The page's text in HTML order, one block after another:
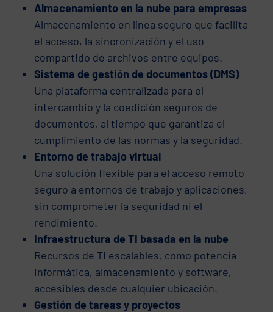
Almacenamiento en la nube para empresas
Almacenamiento en línea seguro que facilita
el acceso, la sincronización y el uso
compartido de archivos entre equipos.
Sistema de gestión de documentos (DMS)
Una plataforma centralizada para el
intercambio y la coedición seguros de
documentos, al tiempo que garantiza el
cumplimiento de las normas y la seguridad.
Entorno de trabajo virtual
Una solución flexible para el acceso remoto
seguro a entornos de trabajo y aplicaciones,
sin comprometer la seguridad ni el
rendimiento.
Infraestructura de TI basada en la nube
Recursos de TI escalables, como potencia
informática, almacenamiento y software,
accesibles desde cualquier ubicación.
Gestión de tareas y proyectos